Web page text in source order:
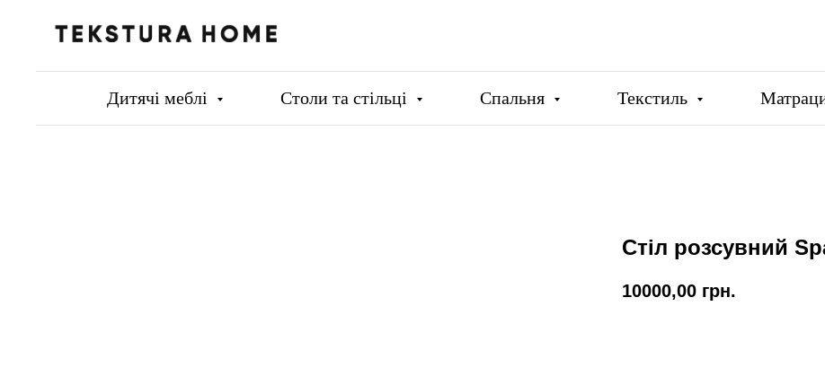
Дитячі меблі Столи та стільці Спальня Текстиль
Стіл розсувний
10000,00 грн.